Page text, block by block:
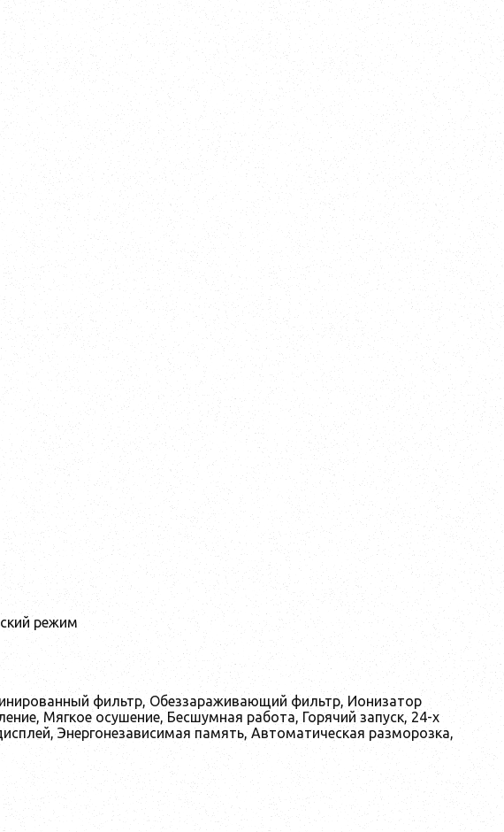
режим
фильтр, Обеззараживающий фильтр, Ионизатор
Мягкое осушение, Бесшумная работа, Горячий запуск, 24-х
Энергонезависимая память, Автоматическая разморозка,